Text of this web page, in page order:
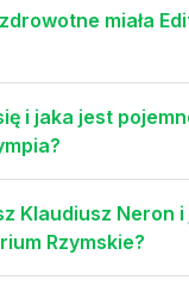
miała
i jaka jest
Klaudiusz Neron
Rzymskie?